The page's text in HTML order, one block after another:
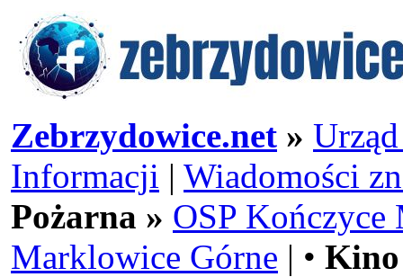
Zebrzydowice.net »
Informacji | Wiadomości
Pożarna » OSP Kończyce
Marklowice Górne | •